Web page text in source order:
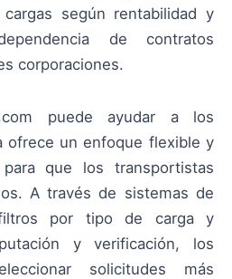
según rentabilidad y
de contratos
corporaciones.
puede ayudar a los
ofrece un enfoque flexible y
que los transportistas
A través de sistemas de
por tipo de carga y
y verificación, los
solicitudes más